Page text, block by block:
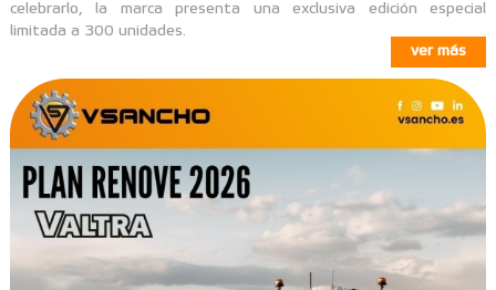
celebrarlo, la marca presenta una exclusiva edición especial
limitada a 300 unidades.
ver más